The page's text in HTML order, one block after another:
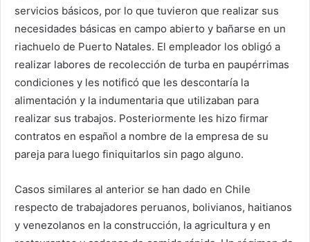
servicios básicos, por lo que tuvieron que realizar sus
necesidades básicas en campo abierto y bañarse en un
riachuelo de Puerto Natales. El empleador los obligó a
realizar labores de recolección de turba en paupérrimas
condiciones y les notificó que les descontaría la
alimentación y la indumentaria que utilizaban para
realizar sus trabajos. Posteriormente les hizo firmar
contratos en español a nombre de la empresa de su
pareja para luego finiquitarlos sin pago alguno.
Casos similares al anterior se han dado en Chile
respecto de trabajadores peruanos, bolivianos, haitianos
y venezolanos en la construcción, la agricultura y en